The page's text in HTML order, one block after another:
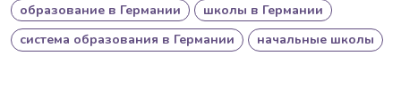
образование в Германии
школы в Германии
система образования в Германии
начальные школы